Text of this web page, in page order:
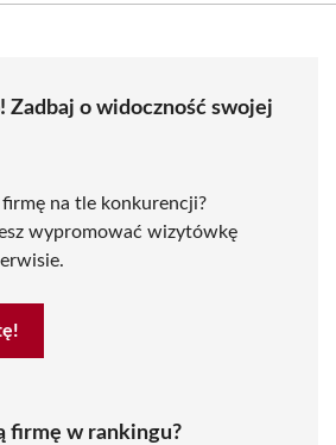
Zadbaj o widoczność swojej
na tle konkurencji?
wypromować wizytówkę
firmę w rankingu?